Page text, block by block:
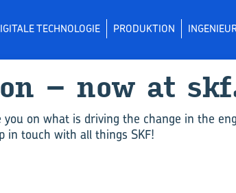
TECHNOLOGIE PRODUKTION
​Lager"
– now at
on what is driving the change in the
in touch with all things SKF!